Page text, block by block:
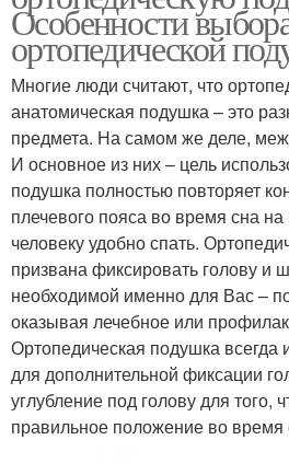
Особенности
ортопедической
Многие люди считают, что
анатомическая подушка – это
предмета. На самом же деле,
И основное из них – цель
подушка полностью повторяет
плечевого пояса во время сна на
человеку удобно спать.
призвана фиксировать голову и
необходимой именно для Вас –
оказывая лечебное или
Ортопедическая подушка всегда
для дополнительной фиксации
углубление под голову для того,
правильное положение во время